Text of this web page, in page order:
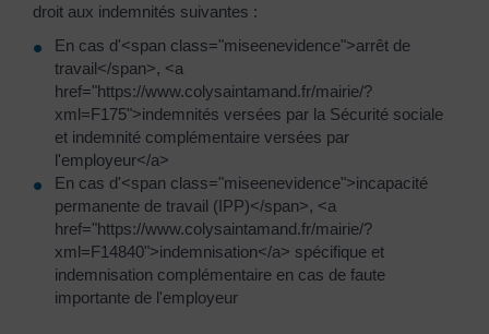
droit aux indemnités suivantes :
En cas d'<span class="miseenevidence">arrêt de
travail</span>, <a
href="https://www.colysaintamand.fr/mairie/?
xml=F175">indemnités versées par la Sécurité sociale
et indemnité complémentaire versées par
l'employeur</a>
En cas d'<span class="miseenevidence">incapacité
permanente de travail (IPP)</span>, <a
href="https://www.colysaintamand.fr/mairie/?
xml=F14840">indemnisation</a> spécifique et
indemnisation complémentaire en cas de faute
importante de l'employeur